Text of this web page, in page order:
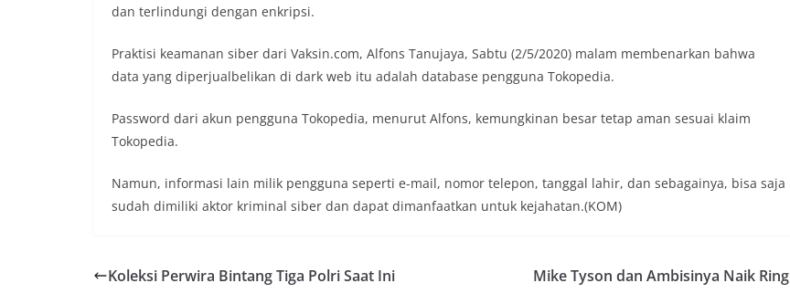
dan terlindungi dengan enkripsi.
Praktisi keamanan siber dari Vaksin.com, Alfons Tanujaya, Sabtu (2/5/2020) malam membenarkan bahwa
data yang diperjualbelikan di dark web itu adalah database pengguna Tokopedia.
Password dari akun pengguna Tokopedia, menurut Alfons, kemungkinan besar tetap aman sesuai klaim
Tokopedia.
Namun, informasi lain milik pengguna seperti e-mail, nomor telepon, tanggal lahir, dan sebagainya, bisa saja
sudah dimiliki aktor kriminal siber dan dapat dimanfaatkan untuk kejahatan.(KOM)
Koleksi Perwira Bintang Tiga Polri Saat Ini Mike Tyson dan Ambisinya Naik Ring